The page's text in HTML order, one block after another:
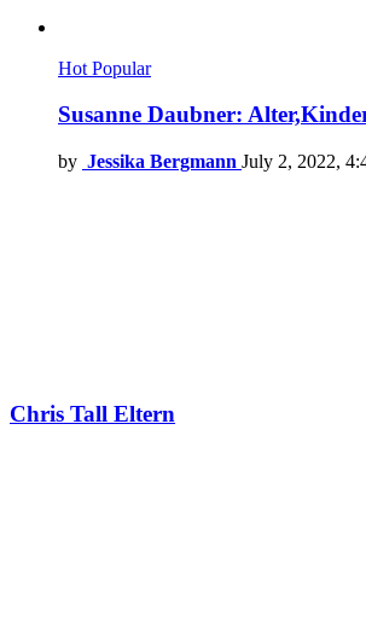
Hot Popular
Susanne Daubner:
by Jessika Bergmann July 2, 2022,
Chris Tall Eltern